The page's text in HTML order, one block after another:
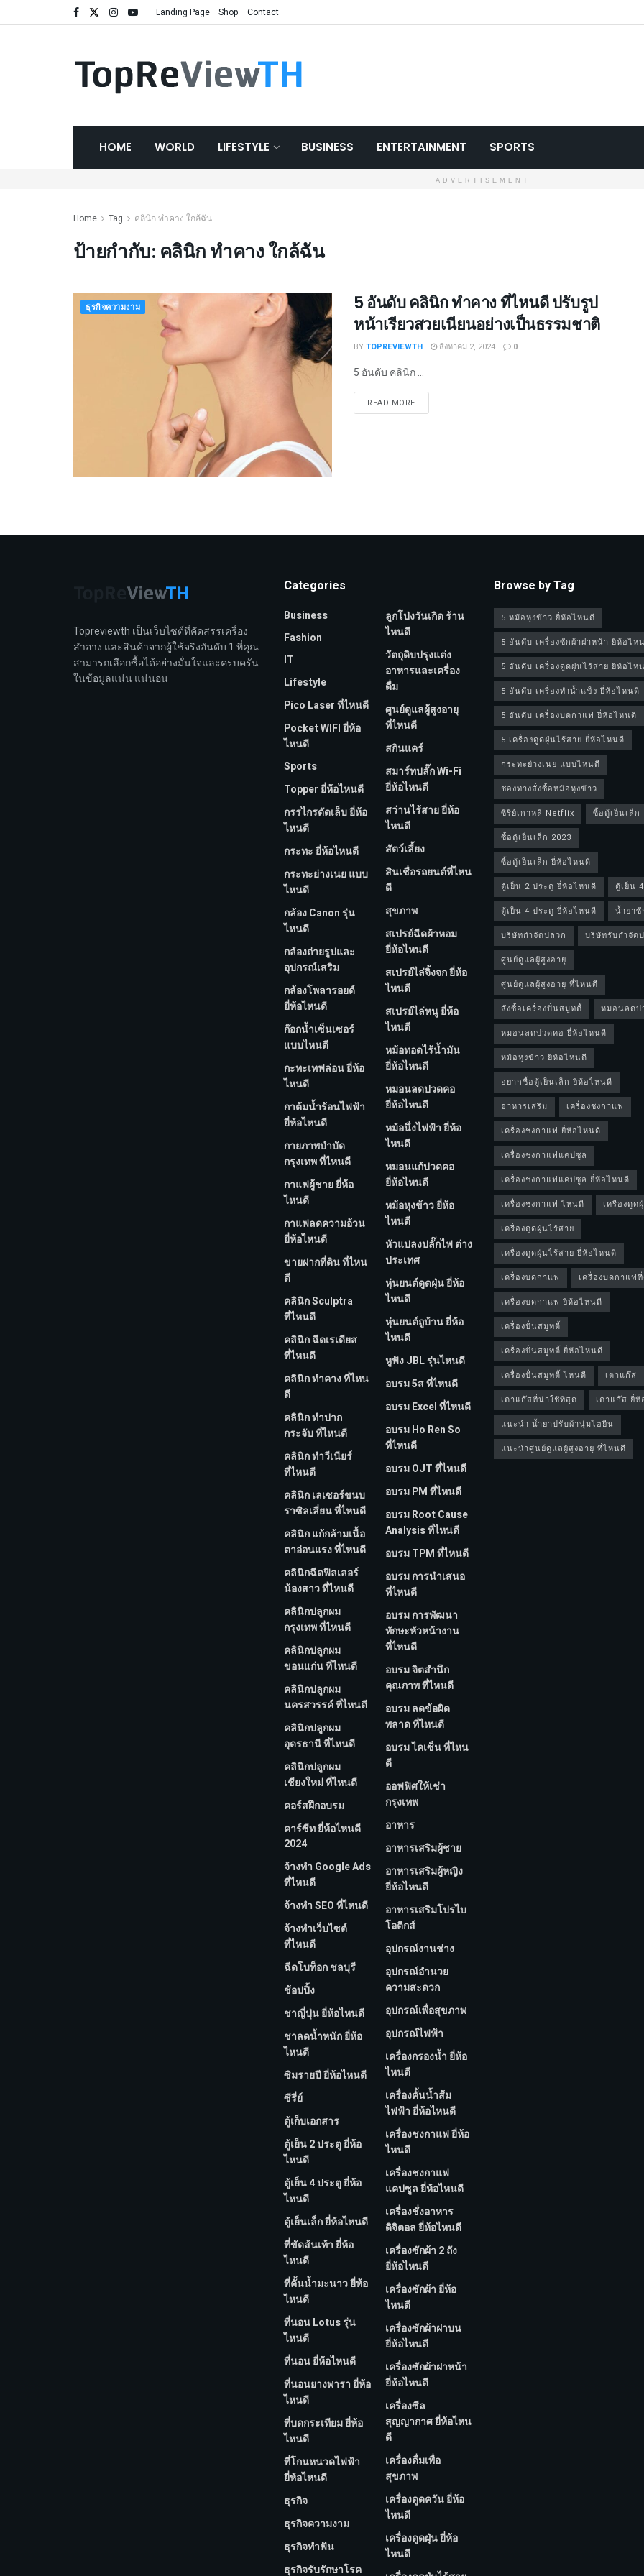
Landing Page Shop Contact
HOME WORLD LIFESTYLE BUSINESS ENTERTAINMENT SPORTS
ADVERTISEMENT
Home Tag คลินิก ทำคาง ใกล้ฉัน
ป้ายกำกับ: คลินิก ทำคาง ใกล้ฉัน
ธุรกิจความงาม
5 อันดับ คลินิก ทำคาง ที่ไหนดี ปรับรูป
หน้าเรียวสวยเนียนอย่างเป็นธรรมชาติ
BYTOPREVIEWTH สิงหาคม 2, 2024 0
5 อันดับ คลินิก ...
READ MOREDETAILS
Topreviewth เป็นเว็บไซต์ที่คัดสรรเครื่อง
สำอาง และสินค้าจากผู้ใช้จริงอันดับ 1 ที่คุณ
สามารถเลือกซื้อได้อย่างมั่นใจและครบครัน
ในข้อมูลแน่น แน่นอน
Categories
Business
Fashion
IT
Lifestyle
Pico Laser ที่ไหนดี
Pocket WIFI ยี่ห้อ
ไหนดี
Sports
Topper ยี่ห้อไหนดี
กรรไกรตัดเล็บ ยี่ห้อ
ไหนดี
กระทะ ยี่ห้อไหนดี
กระทะย่างเนย แบบ
ไหนดี
กล้อง Canon รุ่น
ไหนดี
กล้องถ่ายรูปและ
อุปกรณ์เสริม
กล้องโพลารอยด์
ยี่ห้อไหนดี
ก๊อกน้ำเซ็นเซอร์
แบบไหนดี
กะทะเทฟล่อน ยี่ห้อ
ไหนดี
กาต้มน้ำร้อนไฟฟ้า
ยี่ห้อไหนดี
กายภาพบําบัด
กรุงเทพ ที่ไหนดี
กาแฟผู้ชาย ยี่ห้อ
ไหนดี
กาแฟลดความอ้วน
ยี่ห้อไหนดี
ขายฝากที่ดิน ที่ไหน
ดี
คลินิก Sculptra
ที่ไหนดี
คลินิก ฉีดเรเดียส
ที่ไหนดี
คลินิก ทำคาง ที่ไหน
ดี
คลินิก ทำปาก
กระจับ ที่ไหนดี
คลินิก ทำวีเนียร์
ที่ไหนดี
คลินิก เลเซอร์ขนบ
ราซิลเลี่ยน ที่ไหนดี
คลินิก แก้กล้ามเนื้อ
ตาอ่อนแรง ที่ไหนดี
คลินิกฉีดฟิลเลอร์
น้องสาว ที่ไหนดี
คลินิกปลูกผม
กรุงเทพ ที่ไหนดี
คลินิกปลูกผม
ขอนแก่น ที่ไหนดี
คลินิกปลูกผม
นครสวรรค์ ที่ไหนดี
คลินิกปลูกผม
อุดรธานี ที่ไหนดี
คลินิกปลูกผม
เชียงใหม่ ที่ไหนดี
คอร์สฝึกอบรม
คาร์ซีท ยี่ห้อไหนดี
2024
จ้างทํา Google Ads
ที่ไหนดี
จ้างทํา SEO ที่ไหนดี
จ้างทําเว็บไซต์
ที่ไหนดี
ฉีดโบท็อก ชลบุรี
ช้อปปิ้ง
ชาญี่ปุ่น ยี่ห้อไหนดี
ชาลดน้ำหนัก ยี่ห้อ
ไหนดี
ซิมรายปี ยี่ห้อไหนดี
ซีรี่ย์
ตู้เก็บเอกสาร
ตู้เย็น 2 ประตู ยี่ห้อ
ไหนดี
ตู้เย็น 4 ประตู ยี่ห้อ
ไหนดี
ตู้เย็นเล็ก ยี่ห้อไหนดี
ที่ขัดส้นเท้า ยี่ห้อ
ไหนดี
ที่คั้นน้ำมะนาว ยี่ห้อ
ไหนดี
ที่นอน Lotus รุ่น
ไหนดี
ที่นอน ยี่ห้อไหนดี
ที่นอนยางพารา ยี่ห้อ
ไหนดี
ที่บดกระเทียม ยี่ห้อ
ไหนดี
ที่โกนหนวดไฟฟ้า
ยี่ห้อไหนดี
ธุรกิจ
ธุรกิจความงาม
ธุรกิจทำฟัน
ธุรกิจรับรักษาโรค
ลูกโป่งวันเกิด ร้าน
ไหนดี
วัตถุดิบปรุงแต่ง
อาหารและเครื่อง
ดื่ม
ศูนย์ดูแลผู้สูงอายุ
ที่ไหนดี
สกินแคร์
สมาร์ทปลั๊ก Wi-Fi
ยี่ห้อไหนดี
สว่านไร้สาย ยี่ห้อ
ไหนดี
สัตว์เลี้ยง
สินเชื่อรถยนต์ที่ไหน
ดี
สุขภาพ
สเปรย์ฉีดผ้าหอม
ยี่ห้อไหนดี
สเปรย์ไล่จิ้งจก ยี่ห้อ
ไหนดี
สเปรย์ไล่หนู ยี่ห้อ
ไหนดี
หม้อทอดไร้น้ำมัน
ยี่ห้อไหนดี
หมอนลดปวดคอ
ยี่ห้อไหนดี
หม้อนึ่งไฟฟ้า ยี่ห้อ
ไหนดี
หมอนแก้ปวดคอ
ยี่ห้อไหนดี
หม้อหุงข้าว ยี่ห้อ
ไหนดี
หัวแปลงปลั๊กไฟ ต่าง
ประเทศ
หุ่นยนต์ดูดฝุ่น ยี่ห้อ
ไหนดี
หุ่นยนต์ถูบ้าน ยี่ห้อ
ไหนดี
หูฟัง JBL รุ่นไหนดี
อบรม 5ส ที่ไหนดี
อบรม Excel ที่ไหนดี
อบรม Ho Ren So
ที่ไหนดี
อบรม OJT ที่ไหนดี
อบรม PM ที่ไหนดี
อบรม Root Cause
Analysis ที่ไหนดี
อบรม TPM ที่ไหนดี
อบรม การนำเสนอ
ที่ไหนดี
อบรม การพัฒนา
ทักษะหัวหน้างาน
ที่ไหนดี
อบรม จิตสำนึก
คุณภาพ ที่ไหนดี
อบรม ลดข้อผิด
พลาด ที่ไหนดี
อบรม ไคเซ็น ที่ไหน
ดี
ออฟฟิศให้เช่า
กรุงเทพ
อาหาร
อาหารเสริมผู้ชาย
อาหารเสริมผู้หญิง
ยี่ห้อไหนดี
อาหารเสริมโปรไบ
โอติกส์
อุปกรณ์งานช่าง
อุปกรณ์อำนวย
ความสะดวก
อุปกรณ์เพื่อสุขภาพ
อุปกรณ์ไฟฟ้า
เครื่องกรองน้ำ ยี่ห้อ
ไหนดี
เครื่องคั้นน้ำส้ม
ไฟฟ้า ยี่ห้อไหนดี
เครื่องชงกาแฟ ยี่ห้อ
ไหนดี
เครื่องชงกาแฟ
แคปซูล ยี่ห้อไหนดี
เครื่องชั่งอาหาร
ดิจิตอล ยี่ห้อไหนดี
เครื่องซักผ้า 2 ถัง
ยี่ห้อไหนดี
เครื่องซักผ้า ยี่ห้อ
ไหนดี
เครื่องซักผ้าฝาบน
ยี่ห้อไหนดี
เครื่องซักผ้าฝาหน้า
ยี่ห้อไหนดี
เครื่องซีล
สุญญากาศ ยี่ห้อไหน
ดี
เครื่องดื่มเพื่อ
สุขภาพ
เครื่องดูดควัน ยี่ห้อ
ไหนดี
เครื่องดูดฝุ่น ยี่ห้อ
ไหนดี
Browse by Tag
5 หม้อหุงข้าว ยี่ห้อไหนดี
5 อันดับ เครื่องซักผ้าฝาหน้า ยี่ห้อไห
5 อันดับ เครื่องดูดฝุ่นไร้สาย ยี่ห้อไห
5 อันดับ เครื่องทำน้ำแข็ง ยี่ห้อไหนดี
5 อันดับ เครื่องบดกาแฟ ยี่ห้อไหนดี
5 เครื่องดูดฝุ่นไร้สาย ยี่ห้อไหนดี
กระทะย่างเนย แบบไหนดี
ช่องทางสั่งซื้อหม้อหุงข้าว
ซีรี่ย์เกาหลี Netflix
ซื้อตู้เย็นเล็ก
ซื้อตู้เย็นเล็ก 2023
ซื้อตู้เย็นเล็ก ยี่ห้อไหนดี
ตู้เย็น 2 ประตู ยี่ห้อไหนดี
ตู้เย็น
ตู้เย็น 4 ประตู ยี่ห้อไหนดี
น้ำยาซั
บริษัทกำจัดปลวก
บริษัทรับกำจัด
ศูนย์ดูแลผู้สูงอายุ
ศูนย์ดูแลผู้สูงอายุ ที่ไหนดี
สั่งซื้อเครื่องปั่นสมูทตี้
หมอนลดป
หมอนลดปวดคอ ยี่ห้อไหนดี
หม้อหุงข้าว ยี่ห้อไหนดี
อยากซื้อตู้เย็นเล็ก ยี่ห้อไหนดี
อาหารเสริม
เครื่องชงกาแฟ
เครื่องชงกาแฟ ยี่ห้อไหนดี
เครื่องชงกาแฟแคปซูล
เครื่องชงกาแฟแคปซูล ยี่ห้อไหนดี
เครื่องชงกาแฟ ไหนดี
เครื่องดูด
เครื่องดูดฝุ่นไร้สาย
เครื่องดูดฝุ่นไร้สาย ยี่ห้อไหนดี
เครื่องบดกาแฟ
เครื่องบดกาแฟ
เครื่องบดกาแฟ ยี่ห้อไหนดี
เครื่องปั่นสมูทตี้
เครื่องปั่นสมูทตี้ ยี่ห้อไหนดี
เครื่องปั่นสมูทตี้ ไหนดี
เตาแก๊ส
เตาแก๊สที่น่าใช้ที่สุด
เตาแก๊ส ยี่
แนะนำ น้ำยาปรับผ้านุ่มไฮยีน
แนะนำศูนย์ดูแลผู้สูงอายุ ที่ไหนดี